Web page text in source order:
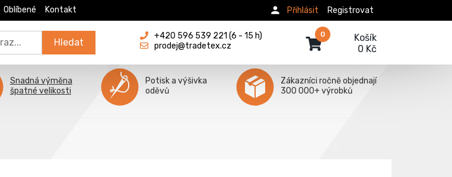
Oblíbené Kontakt Registrovat
Přihlásit
Hledat
+420 596 539 221 (6 - 15 h)
prodej@tradetex.cz
Košík
0 Kč
0
Snadná výměna
špatné velikosti
Potisk a výšivka
oděvů
Zákazníci ročně objednají
300 000+ výrobků